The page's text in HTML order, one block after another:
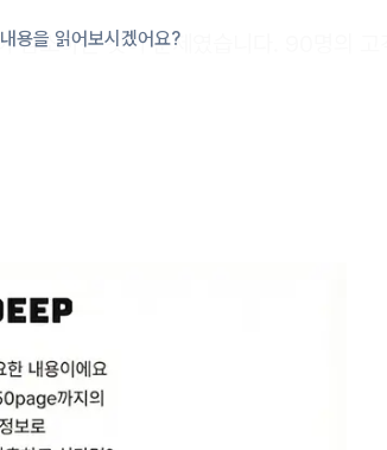
감소하는 것이 문제였습니다. 90명의 고객
용을 읽어보시겠어요?